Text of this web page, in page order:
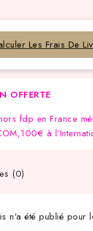
Les Frais De
OFFERTE
fdp en France
à
(0)
n'a été publié pour